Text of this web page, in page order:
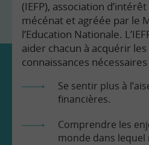
(IEFP), association
mécénat et agréée par le
l’Education Nationale.
aider chacun à acquérir les
connaissances
Se sentir plus à
financières.
Comprendre les
monde dans lequel